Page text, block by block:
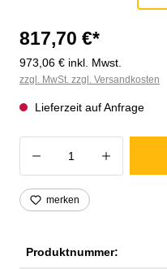
817,70 €*
973,06 € inkl. Mwst.
zzgl. MwSt. zzgl. Versandkosten
Lieferzeit auf Anfrage
Produkt Anzahl:
merken
Produktnummer: